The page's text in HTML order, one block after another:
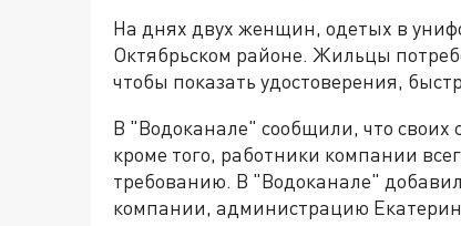
На днях двух женщин, одетых в
Октябрьском районе. Жильцы
чтобы показать удостоверения,
В "Водоканале" сообщили, что своих
кроме того, работники компании
требованию. В "Водоканале"
компании, администрацию